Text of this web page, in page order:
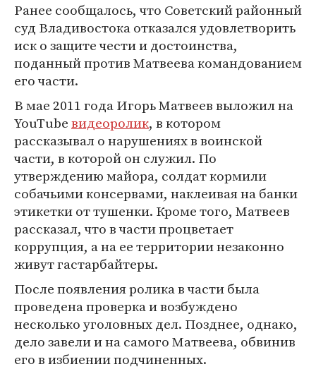
Ранее сообщалось, что Советский районный
суд Владивостока отказался удовлетворить
иск о защите чести и достоинства,
поданный против Матвеева командованием
его части.
В мае 2011 года Игорь Матвеев выложил на
YouTubeвидеоролик, в котором
рассказывал о нарушениях в воинской
части, в которой он служил. По
утверждению майора, солдат кормили
собачьими консервами, наклеивая на банки
этикетки от тушенки. Кроме того, Матвеев
рассказал, что в части процветает
коррупция, а на ее территории незаконно
живут гастарбайтеры.
После появления ролика в части была
проведена проверка и возбуждено
несколько уголовных дел. Позднее, однако,
дело завели и на самого Матвеева, обвинив
его в избиении подчиненных.